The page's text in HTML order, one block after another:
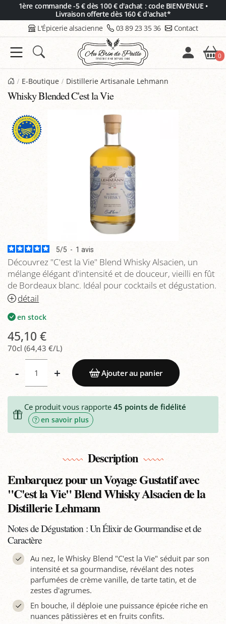
1ère commande -5 € dès 100 € d'achat : code BIENVENUE •
Livraison offerte dès 160 € d'achat*
L'Épicerie alsacienne 03 89 23 35 36 Contact
0
E-Boutique Distillerie Artisanale Lehmann
Whisky Blended C'est la Vie
5/5 - 1 avis
Découvrez "C'est la Vie" Blend Whisky Alsacien, un
mélange élégant d'intensité et de douceur, vieilli en fût
de Bordeaux blanc. Idéal pour cocktails et dégustation.
détail
en stock
45,10 €
70cl (64,43 €/L)
- + Ajouter au panier
Ce produit vous rapporte45 points de fidélité
en savoir plus
Description
Embarquez pour un Voyage Gustatif avec
"C'est la Vie" Blend Whisky Alsacien de la
Distillerie Lehmann
Notes de Dégustation : Un Élixir de Gourmandise et de
Caractère
Au nez, le Whisky Blend "C'est la Vie" séduit par son
intensité et sa gourmandise, révélant des notes
parfumées de crème vanille, de tarte tatin, et de
zestes d'agrumes.
En bouche, il déploie une puissance épicée riche en
nuances pâtissières et en fruits confits.
Panneau de gestion des cookies